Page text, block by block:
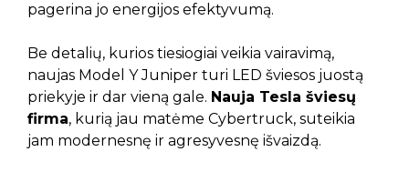
pagerina jo energijos efektyvumą.
Be detalių, kurios tiesiogiai veikia vairavimą,
naujas Model Y Juniper turi LED šviesos juostą
priekyje ir dar vieną gale. Nauja Tesla šviesų
firma, kurią jau matėme Cybertruck, suteikia
jam modernesnę ir agresyvesnę išvaizdą.